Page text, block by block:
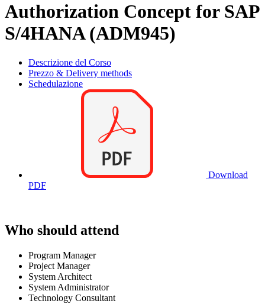
Authorization Concept for SAP
S/4HANA (ADM945)
Descrizione del Corso
Prezzo & Delivery methods
Schedulazione
Download
PDF
Who should attend
Program Manager
Project Manager
System Architect
System Administrator
Technology Consultant